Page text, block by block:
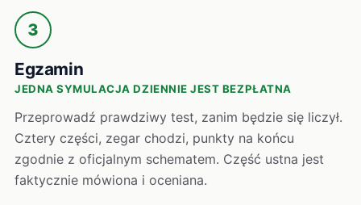
3
Egzamin
JEDNA SYMULACJA DZIENNIE JEST BEZPŁATNA
Przeprowadź prawdziwy test, zanim będzie się liczył.
Cztery części, zegar chodzi, punkty na końcu
zgodnie z oficjalnym schematem. Część ustna jest
faktycznie mówiona i oceniana.